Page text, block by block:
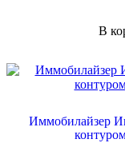
В
Иммобилайзер